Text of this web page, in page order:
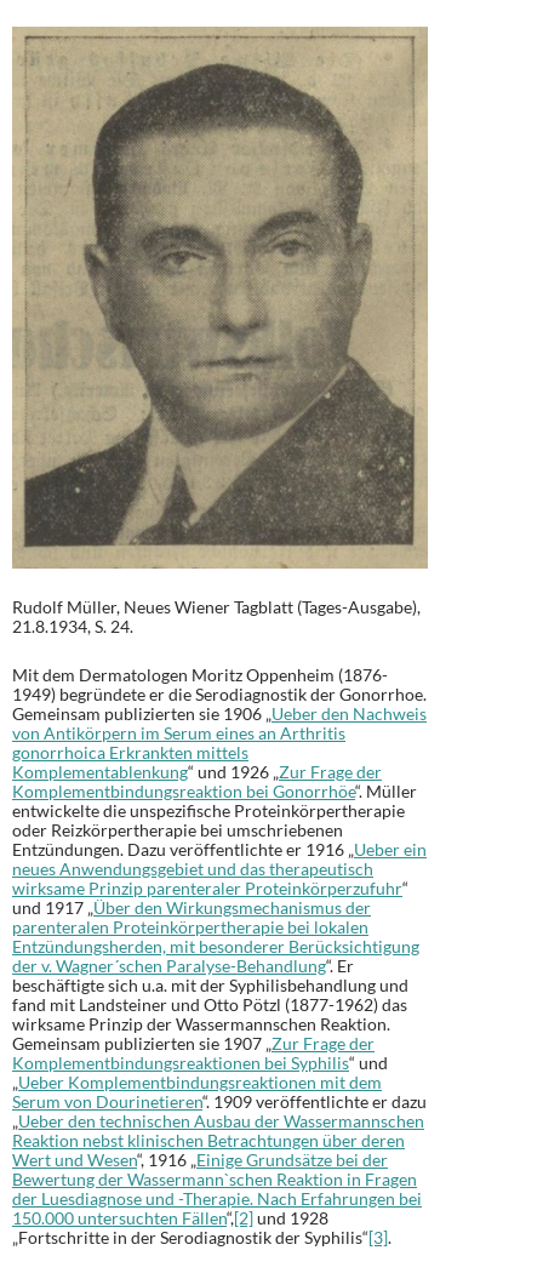
Rudolf Müller, Neues Wiener Tagblatt (Tages-Ausgabe),
21.8.1934, S. 24.
Mit dem Dermatologen Moritz Oppenheim (1876-
1949) begründete er die Serodiagnostik der Gonorrhoe.
Gemeinsam publizierten sie 1906 „Ueber den Nachweis
von Antikörpern im Serum eines an Arthritis
gonorrhoica Erkrankten mittels
Komplementablenkung“ und 1926 „Zur Frage der
Komplementbindungsreaktion bei Gonorrhöe“. Müller
entwickelte die unspezifische Proteinkörpertherapie
oder Reizkörpertherapie bei umschriebenen
Entzündungen. Dazu veröffentlichte er 1916 „Ueber ein
neues Anwendungsgebiet und das therapeutisch
wirksame Prinzip parenteraler Proteinkörperzufuhr“
und 1917 „Über den Wirkungsmechanismus der
parenteralen Proteinkörpertherapie bei lokalen
Entzündungsherden, mit besonderer Berücksichtigung
der v. Wagner´schen Paralyse-Behandlung“. Er
beschäftigte sich u.a. mit der Syphilisbehandlung und
fand mit Landsteiner und Otto Pötzl (1877-1962) das
wirksame Prinzip der Wassermannschen Reaktion.
Gemeinsam publizierten sie 1907 „Zur Frage der
Komplementbindungsreaktionen bei Syphilis“ und
„Ueber Komplementbindungsreaktionen mit dem
Serum von Dourinetieren“. 1909 veröffentlichte er dazu
„Ueber den technischen Ausbau der Wassermannschen
Reaktion nebst klinischen Betrachtungen über deren
Wert und Wesen“, 1916 „Einige Grundsätze bei der
Bewertung der Wassermann`schen Reaktion in Fragen
der Luesdiagnose und -Therapie. Nach Erfahrungen bei
150.000 untersuchten Fällen“,[2]und 1928
„Fortschritte in der Serodiagnostik der Syphilis“[3].